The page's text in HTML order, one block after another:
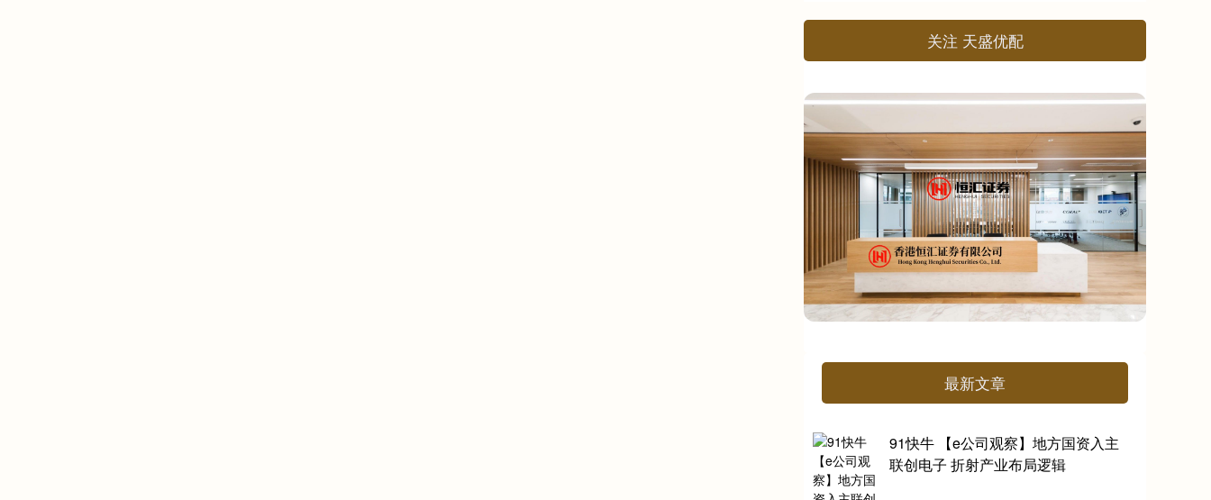
关注 天盛优配
最新文章
91快牛 【e公司观察】地方国资入主
联创电子 折射产业布局逻辑